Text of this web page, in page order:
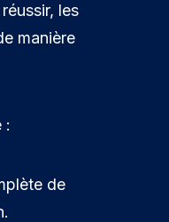
les
manière
:
de